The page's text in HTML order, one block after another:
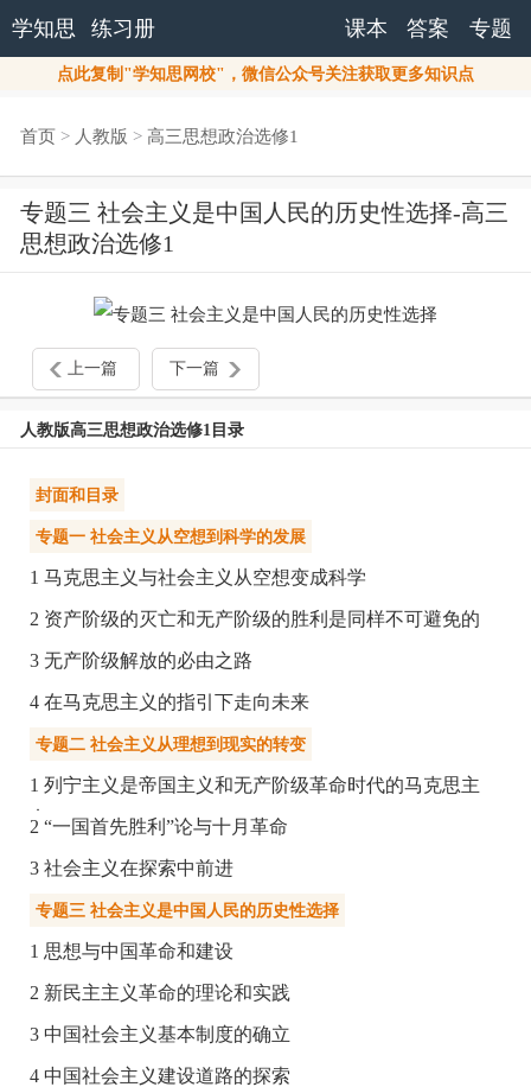
学知思 练习册 课本 答案 专题
点此复制"学知思网校"，微信公众号关注获取更多知识点
首页> 人教版 > 高三思想政治选修1
专题三 社会主义是中国人民的历史性选择-高三
思想政治选修1
上一篇 下一篇
人教版高三思想政治选修1目录
封面和目录
专题一 社会主义从空想到科学的发展
1 马克思主义与社会主义从空想变成科学
2 资产阶级的灭亡和无产阶级的胜利是同样不可避免的
3 无产阶级解放的必由之路
4 在马克思主义的指引下走向未来
专题二 社会主义从理想到现实的转变
1 列宁主义是帝国主义和无产阶级革命时代的马克思主
义
2 “一国首先胜利”论与十月革命
3 社会主义在探索中前进
专题三 社会主义是中国人民的历史性选择
1 思想与中国革命和建设
2 新民主主义革命的理论和实践
3 中国社会主义基本制度的确立
4 中国社会主义建设道路的探索